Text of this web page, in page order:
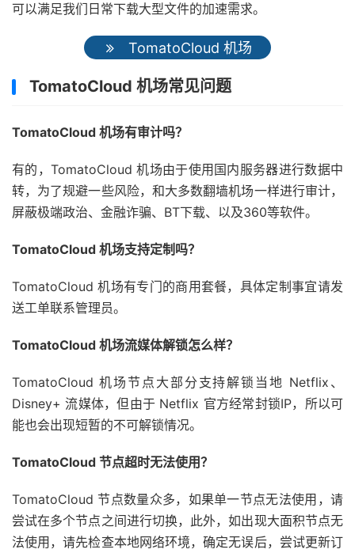
可以满足我们日常下载大型文件的加速需求。
TomatoCloud 机场
TomatoCloud 机场常见问题
TomatoCloud 机场有审计吗？
有的，TomatoCloud 机场由于使用国内服务器进行数据中
转，为了规避一些风险，和大多数翻墙机场一样进行审计，
屏蔽极端政治、金融诈骗、BT下载、以及360等软件。
TomatoCloud 机场支持定制吗？
TomatoCloud 机场有专门的商用套餐，具体定制事宜请发
送工单联系管理员。
TomatoCloud 机场流媒体解锁怎么样？
TomatoCloud 机场节点大部分支持解锁当地 Netflix、
Disney+ 流媒体，但由于 Netflix 官方经常封锁IP，所以可
能也会出现短暂的不可解锁情况。
TomatoCloud 节点超时无法使用？
TomatoCloud 节点数量众多，如果单一节点无法使用，请
尝试在多个节点之间进行切换，此外，如出现大面积节点无
法使用，请先检查本地网络环境，确定无误后，尝试更新订